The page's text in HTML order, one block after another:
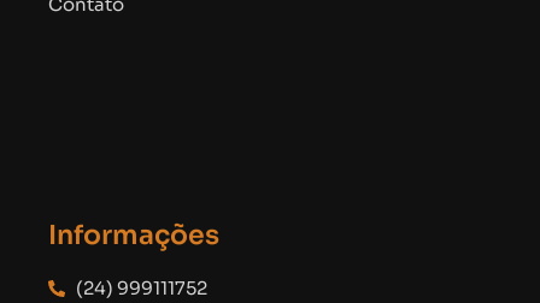
Contato
Informações
(24) 999111752